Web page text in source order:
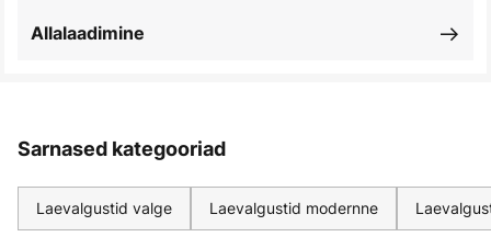
Allalaadimine
Sarnased kategooriad
Laevalgustid valge Laevalgustid modernne